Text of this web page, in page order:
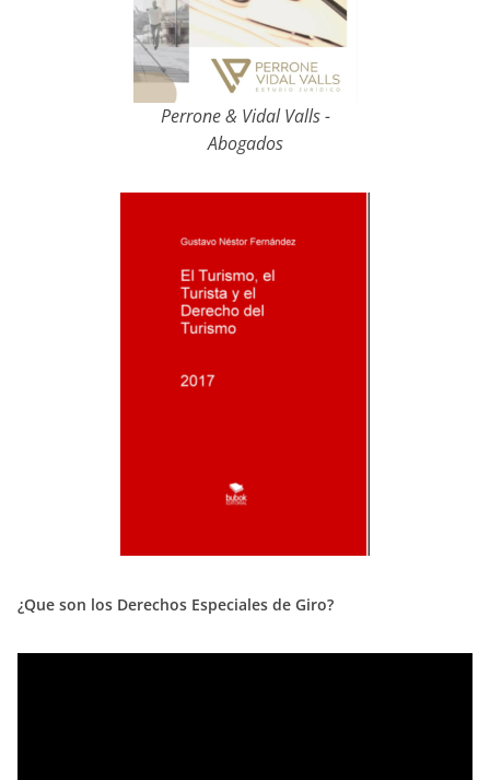
Perrone & Vidal Valls -
Abogados
¿Que son los Derechos Especiales de Giro?